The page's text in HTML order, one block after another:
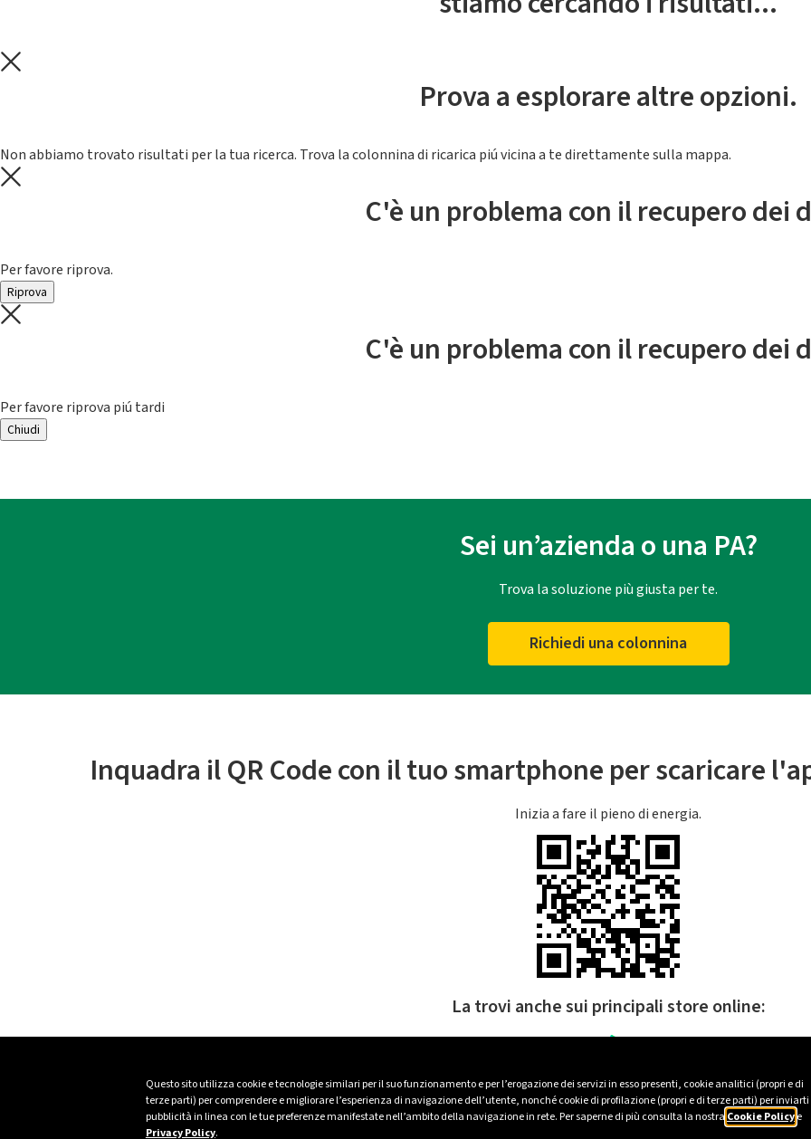
Questo sito utilizza cookie e tecnologie similari per il suo funzionamento e per l’erogazione dei servizi in esso presenti, cookie analitici (propri e di
terze parti) per comprendere e migliorare l’esperienza di navigazione dell’utente, nonché cookie di profilazione (propri e di terze parti) per inviarti
pubblicità in linea con le tue preferenze manifestate nell’ambito della navigazione in rete. Per saperne di più consulta la nostra Cookie Policye
Privacy Policy.
Prova a esplorare altre opzioni.
Non abbiamo trovato risultati per la tua ricerca. Trova la colonnina di ricarica piú vicina a te direttamente sulla mappa.
C'è un problema con il recupero dei
Per favore riprova.
Riprova
C'è un problema con il recupero dei
Per favore riprova piú tardi
Chiudi
Sei un’azienda o una PA?
Trova la soluzione più giusta per te.
Richiedi una colonnina
Inquadra il QR Code con il tuo smartphone per scaricare
Inizia a fare il pieno di energia.
La trovi anche sui principali store online: